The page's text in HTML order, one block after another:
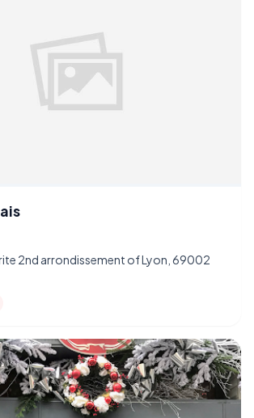
2nd arrondissement of Lyon, 69002